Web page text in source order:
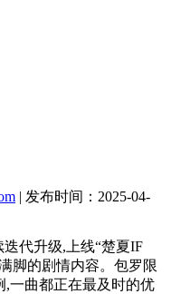
| 发布时间：2025-04-
代升级,上线“楚夏IF
脚的剧情内容。包罗限
,一曲都正在最及时的优